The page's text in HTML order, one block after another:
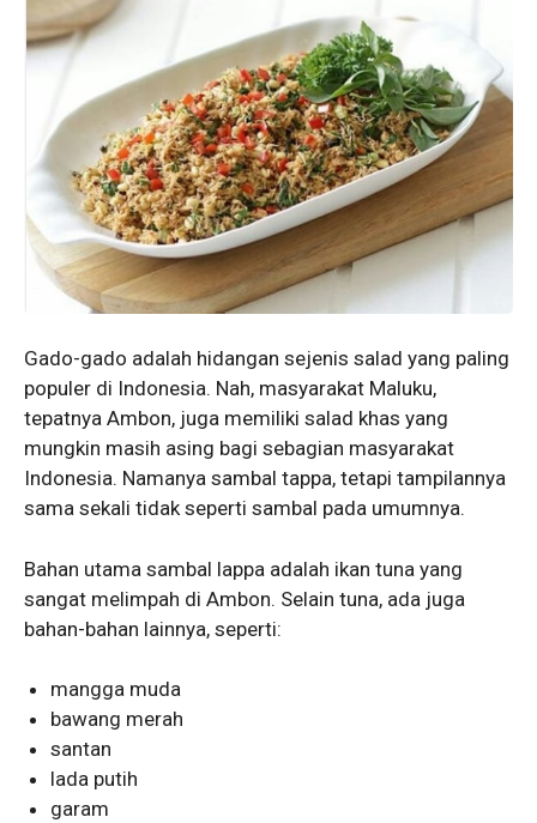
Gado-gado adalah hidangan sejenis salad yang paling
populer di Indonesia. Nah, masyarakat Maluku,
tepatnya Ambon, juga memiliki salad khas yang
mungkin masih asing bagi sebagian masyarakat
Indonesia. Namanya sambal tappa, tetapi tampilannya
sama sekali tidak seperti sambal pada umumnya.
Bahan utama sambal lappa adalah ikan tuna yang
sangat melimpah di Ambon. Selain tuna, ada juga
bahan-bahan lainnya, seperti:
mangga muda
bawang merah
santan
lada putih
garam